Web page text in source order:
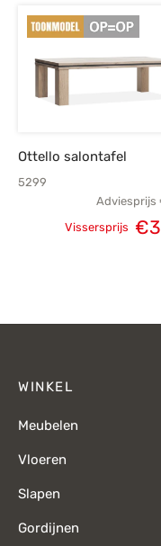
Ottello salontafel
5299
Adviesprijs
Vissersprijs €
WINKEL
Meubelen
Vloeren
Slapen
Gordijnen